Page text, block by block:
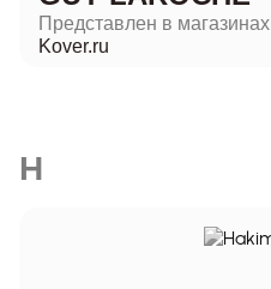
Представлен в магазинах
Kover.ru
H